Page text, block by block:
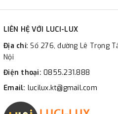
LIÊN HỆ VỚI LUCI-LUX
Địa chỉ:Số 276, đường Lê Trọng
Nội
Điện thoại: 0855.231.888
Email: lucilux.kt@gmail.com